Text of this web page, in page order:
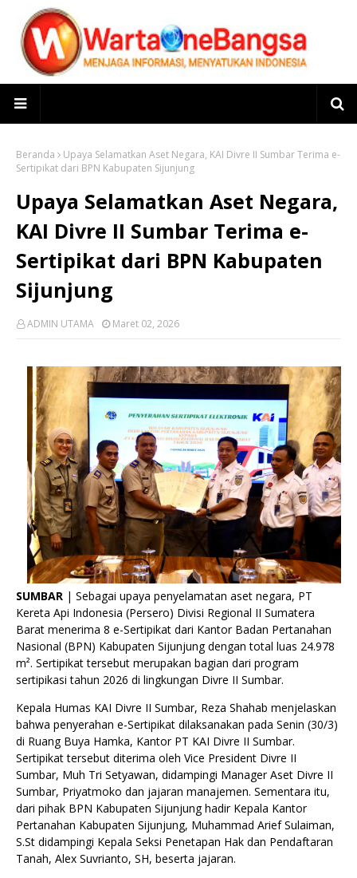
Beranda
Upaya Selamatkan Aset Negara, KAI Divre II Sumbar Terima e-
Sertipikat dari BPN Kabupaten Sijunjung
Upaya Selamatkan Aset Negara,
KAI Divre II Sumbar Terima e-
Sertipikat dari BPN Kabupaten
Sijunjung
ADMIN UTAMA Maret 02, 2026
SUMBAR | Sebagai upaya penyelamatan aset negara, PT
Kereta Api Indonesia (Persero) Divisi Regional II Sumatera
Barat menerima 8 e-Sertipikat dari Kantor Badan Pertanahan
Nasional (BPN) Kabupaten Sijunjung dengan total luas 24.978
m². Sertipikat tersebut merupakan bagian dari program
sertipikasi tahun 2026 di lingkungan Divre II Sumbar.
Kepala Humas KAI Divre II Sumbar, Reza Shahab menjelaskan
bahwa penyerahan e-Sertipikat dilaksanakan pada Senin (30/3)
di Ruang Buya Hamka, Kantor PT KAI Divre II Sumbar.
Sertipikat tersebut diterima oleh Vice President Divre II
Sumbar, Muh Tri Setyawan, didampingi Manager Aset Divre II
Sumbar, Priyatmoko dan jajaran manajemen. Sementara itu,
dari pihak BPN Kabupaten Sijunjung hadir Kepala Kantor
Pertanahan Kabupaten Sijunjung, Muhammad Arief Sulaiman,
S.St didampingi Kepala Seksi Penetapan Hak dan Pendaftaran
Tanah, Alex Suvrianto, SH, beserta jajaran.